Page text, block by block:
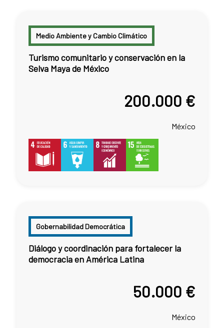
Medio Ambiente y Cambio Climático
Turismo comunitario y conservación en la
Selva Maya de México
200.000 €
México
Gobernabilidad Democrática
Diálogo y coordinación para fortalecer la
democracia en América Latina
50.000 €
México